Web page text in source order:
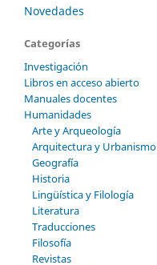
Novedades
Categorías
Investigación
Libros en acceso abierto
Manuales docentes
Humanidades
Arte y Arqueología
Arquitectura y Urbanismo
Geografía
Historia
Lingüística y Filología
Literatura
Traducciones
Filosofía
Revistas